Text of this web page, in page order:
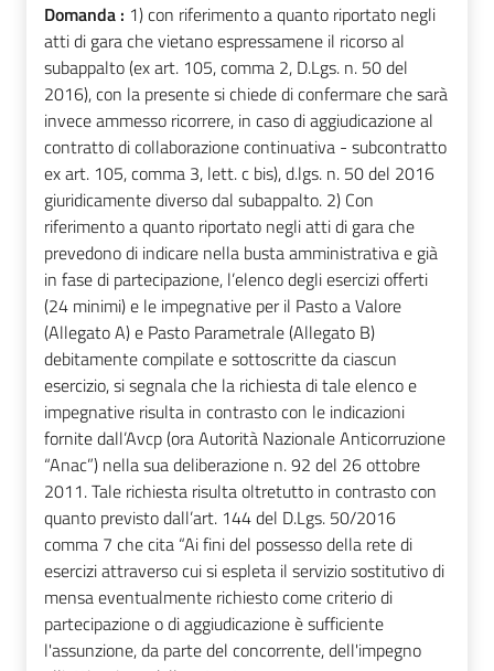
Domanda : 1) con riferimento a quanto riportato negli
atti di gara che vietano espressamene il ricorso al
subappalto (ex art. 105, comma 2, D.Lgs. n. 50 del
2016), con la presente si chiede di confermare che sarà
invece ammesso ricorrere, in caso di aggiudicazione al
contratto di collaborazione continuativa - subcontratto
ex art. 105, comma 3, lett. c bis), d.lgs. n. 50 del 2016
giuridicamente diverso dal subappalto. 2) Con
riferimento a quanto riportato negli atti di gara che
prevedono di indicare nella busta amministrativa e già
in fase di partecipazione, l’elenco degli esercizi offerti
(24 minimi) e le impegnative per il Pasto a Valore
(Allegato A) e Pasto Parametrale (Allegato B)
debitamente compilate e sottoscritte da ciascun
esercizio, si segnala che la richiesta di tale elenco e
impegnative risulta in contrasto con le indicazioni
fornite dall’Avcp (ora Autorità Nazionale Anticorruzione
“Anac”) nella sua deliberazione n. 92 del 26 ottobre
2011. Tale richiesta risulta oltretutto in contrasto con
quanto previsto dall’art. 144 del D.Lgs. 50/2016
comma 7 che cita “Ai fini del possesso della rete di
esercizi attraverso cui si espleta il servizio sostitutivo di
mensa eventualmente richiesto come criterio di
partecipazione o di aggiudicazione è sufficiente
l'assunzione, da parte del concorrente, dell'impegno